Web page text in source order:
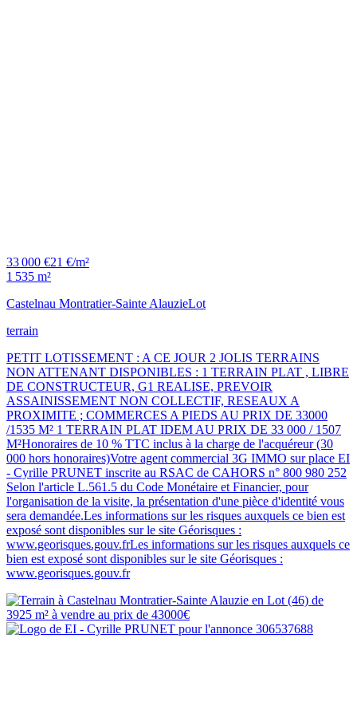
33 000 €21 €/m²
1 535 m²
Castelnau Montratier-Sainte AlauzieLot
terrain
PETIT LOTISSEMENT : A CE JOUR 2 JOLIS TERRAINS
NON ATTENANT DISPONIBLES : 1 TERRAIN PLAT , LIBRE
DE CONSTRUCTEUR, G1 REALISE, PREVOIR
ASSAINISSEMENT NON COLLECTIF, RESEAUX A
PROXIMITE ; COMMERCES A PIEDS AU PRIX DE 33000
/1535 M² 1 TERRAIN PLAT IDEM AU PRIX DE 33 000 / 1507
M²Honoraires de 10 % TTC inclus à la charge de l'acquéreur (30
000 hors honoraires)Votre agent commercial 3G IMMO sur place EI
- Cyrille PRUNET inscrite au RSAC de CAHORS n° 800 980 252
Selon l'article L.561.5 du Code Monétaire et Financier, pour
l'organisation de la visite, la présentation d'une pièce d'identité vous
sera demandée.Les informations sur les risques auxquels ce bien est
exposé sont disponibles sur le site Géorisques :
www.georisques.gouv.frLes informations sur les risques auxquels ce
bien est exposé sont disponibles sur le site Géorisques :
www.georisques.gouv.fr